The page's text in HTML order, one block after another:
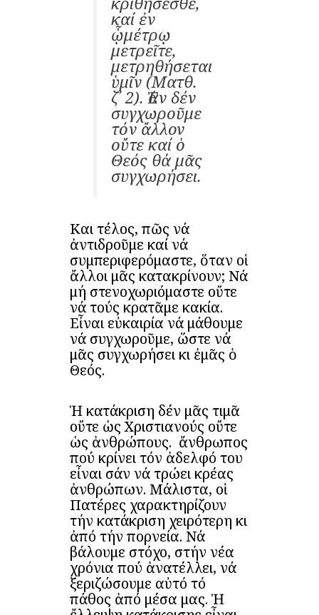
καί ἐν
ᾧμέτρῳ
μετρεῖτε,
μετρηθήσεται
ὑμῖν (Ματθ.
ζ΄ 2). Ἐάν δέν
συγχωροῦμε
τόν ἄλλον
οὔτε καί ὁ
Θεός θά μᾶς
συγχωρήσει.
Και τέλος, πῶς νά
ἀντιδροῦμε καί νά
συμπεριφερόμαστε, ὅταν οἱ
ἄλλοι μᾶς κατακρίνουν; Νά
μή στενοχωριόμαστε οὔτε
νά τούς κρατᾶμε κακία.
Εἶναι εὐκαιρία νά μάθουμε
νά συγχωροῦμε, ὥστε νά
μᾶς συγχωρήσει κι ἐμᾶς ὁ
Θεός.
Ἡ κατάκριση δέν μᾶς τιμᾶ
οὔτε ὡς Χριστιανούς οὔτε
ὡς ἀνθρώπους. Ὁ ἄνθρωπος
πού κρίνει τόν ἀδελφό του
εἶναι σάν νά τρώει κρέας
ἀνθρώπων. Μάλιστα, οἱ
Πατέρες χαρακτηρίζουν
τήν κατάκριση χειρότερη κι
ἀπό τήν πορνεία. Νά
βάλουμε στόχο, στήν νέα
χρόνια πού ἀνατέλλει, νά
ξεριζώσουμε αὐτό τό
πάθος ἀπό μέσα μας. Ἡ